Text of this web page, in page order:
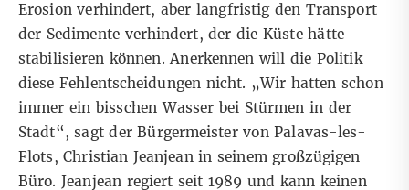
Erosion verhindert, aber langfristig den Transport
der Sedimente verhindert, der die Küste hätte
stabilisieren können. Anerkennen will die Politik
diese Fehlentscheidungen nicht. „Wir hatten schon
immer ein bisschen Wasser bei Stürmen in der
Stadt“, sagt der Bürgermeister von Palavas-les-
Flots, Christian Jeanjean in seinem großzügigen
Büro. Jeanjean regiert seit 1989 und kann keinen